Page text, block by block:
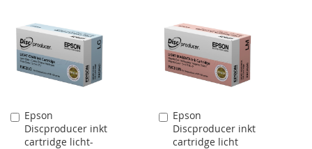
AAN
VERLANGLIJST
TE
VERGELIJKEN
AAN
VERLANGLIJST
TE
VERGELIJKEN
Epson
Discproducer inkt
cartridge licht-
In
Winkelwagen
Epson
Discproducer inkt
cartridge licht
In
Winkelwagen